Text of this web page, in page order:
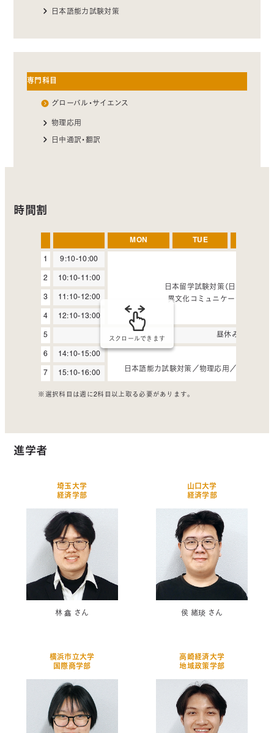
日本語能力試験対策
専門科目
グローバル・サイエンス
物理応用
日中通訳・翻訳
時間割
MON TUE
1 9:10-10:00
日本留学試験対策（日本語・総合
異文化コミュニケーション／グ
2 10:10-11:00
3 11:10-12:00
4 12:10-13:00
5 昼休み
6 14:10-15:00
日本語能力試験対策／物理応用／化学応用
7 15:10-16:00
※選択科目は週に2科目以上取る必要があります。
スクロールできます
進学者
埼玉大学
経済学部
林 鑫 さん
山口大学
経済学部
侯 緒琰 さん
横浜市立大学
国際商学部
高崎経済大学
地域政策学部